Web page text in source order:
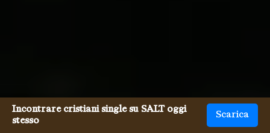
Incontrare cristiani single su SALT oggi
stesso
Scarica